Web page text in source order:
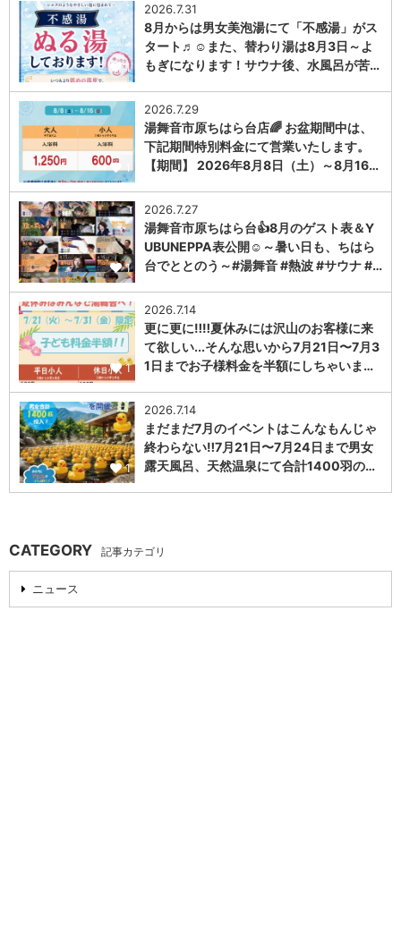
1
2026.7.31
8月からは男女美泡湯にて「不感湯」がス
タート♬☺また、替わり湯は8月3日～よ
もぎになります！サウナ後、水風呂が苦…
1
2026.7.29
湯舞音市原ちはら台店🌈 お盆期間中は、
下記期間特別料金にて営業いたします。
【期間】 2026年8月8日（土）～8月16…
1
2026.7.27
湯舞音市原ちはら台👍8月のゲスト表＆Y
UBUNEPPA表公開☺～暑い日も、ちはら
台でととのう～#湯舞音 #熱波 #サウナ #…
1
2026.7.14
更に更に‼️‼️夏休みには沢山のお客様に来
て欲しい...そんな思いから7月21日〜7月3
1日までお子様料金を半額にしちゃいま…
1
2026.7.14
まだまだ7月のイベントはこんなもんじゃ
終わらない‼️7月21日〜7月24日まで男女
露天風呂、天然温泉にて合計1400羽の…
CATEGORY 記事カテゴリ
ニュース